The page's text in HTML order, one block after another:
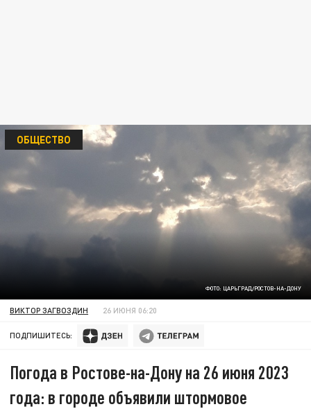
ФОТО: ЦАРЬГРАД/РОСТОВ-НА-ДОНУ
ОБЩЕСТВО
ВИКТОР ЗАГВОЗДИН 26 ИЮНЯ 06:20
ПОДПИШИТЕСЬ:
Погода в Ростове-на-Дону на 26 июня 2023
года: в городе объявили штормовое